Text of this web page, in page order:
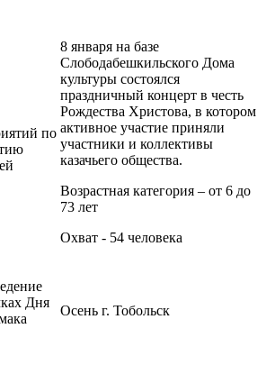
по
8 января на базе
Слободабешкильского Дома
культуры состоялся
праздничный концерт в честь
Рождества Христова, в котором
активное участие приняли
участники и коллективы
казачьего общества.
Возрастная категория – от 6 до
73 лет
Охват - 54 человека
Дня
Осень г. Тобольск